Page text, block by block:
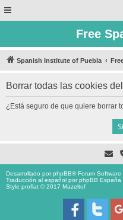
Free
Spanish Institute of Puebla
Borrar todas las cookies
¿Está seguro de que quiere borrar
Desarrollado porphpBB® Forum
Traducción al español porphpBB España
Style proflat © 2017 Mazeltof